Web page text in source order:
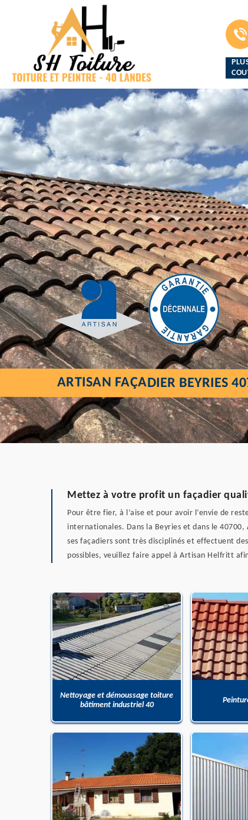
ARTISAN FAÇADIER BEYRIES
Mettez à votre profit un façadier
Pour être fier, à l’aise et pour avoir l’envie de
internationales. Dans la Beyries et dans le
ses façadiers sont très disciplinés et effectuent
possibles, veuillez faire appel à Artisan Helfritt
Nettoyage et démoussage toiture
bâtiment industriel 40